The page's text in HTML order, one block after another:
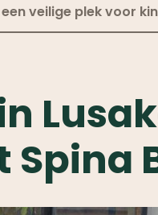
veilige plek voor